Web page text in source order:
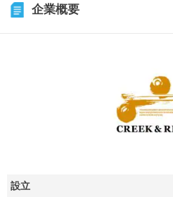
企業概要
設立